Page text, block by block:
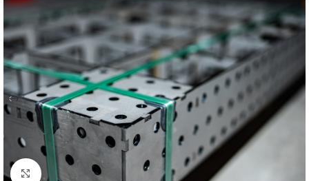
Klick zum Vergrößern